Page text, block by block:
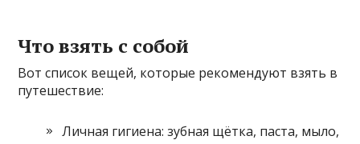
Что взять с собой
Вот список вещей, которые рекомендуют взять в
путешествие:
Личная гигиена: зубная щётка, паста, мыло,